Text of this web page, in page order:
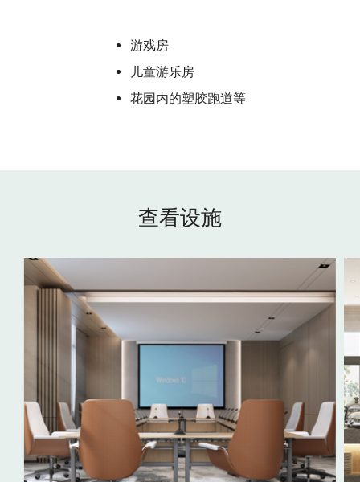
游戏房
儿童游乐房
花园内的塑胶跑道等
查看设施